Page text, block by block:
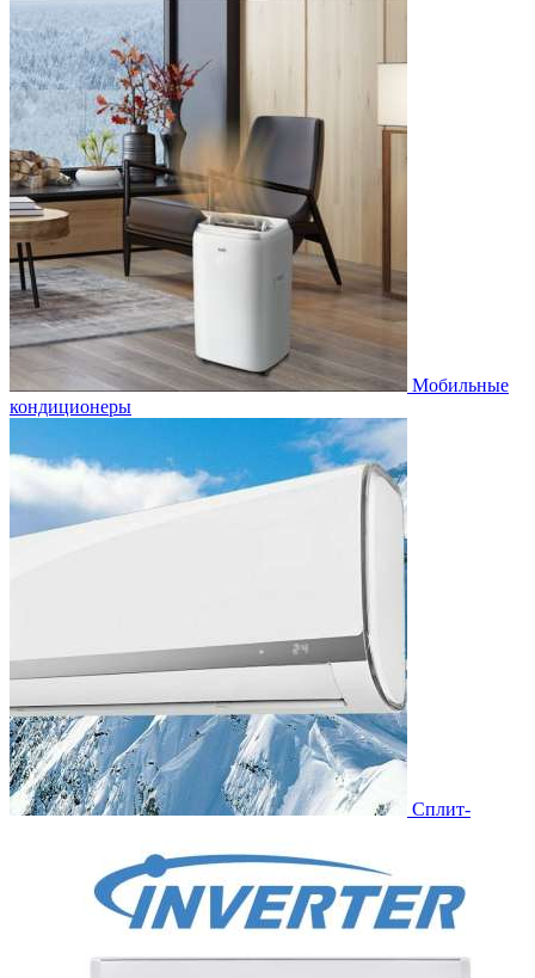
Мобильные
кондиционеры
Сплит-